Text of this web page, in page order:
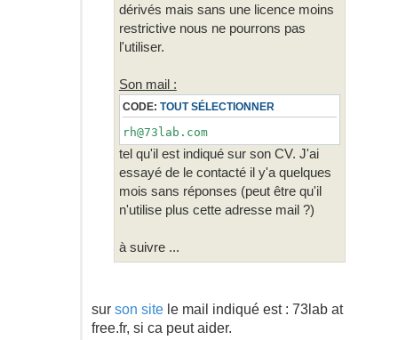
dérivés mais sans une licence moins
restrictive nous ne pourrons pas
l'utiliser.
Son mail :
CODE: TOUT SÉLECTIONNER
rh@73lab.com
tel qu'il est indiqué sur son CV. J'ai
essayé de le contacté il y'a quelques
mois sans réponses (peut être qu'il
n'utilise plus cette adresse mail ?)
à suivre ...
sur son sitele mail indiqué est : 73lab at
free.fr, si ca peut aider.